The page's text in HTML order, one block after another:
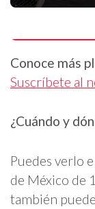
Conoce más
Suscríbete al
¿Cuándo y
Puedes verlo
de México de
también